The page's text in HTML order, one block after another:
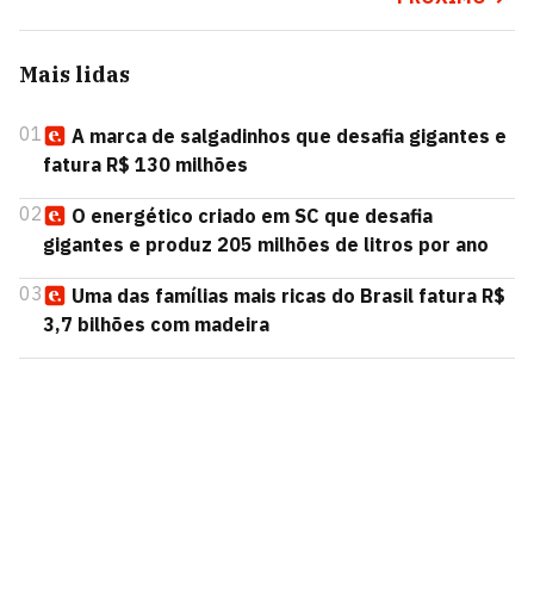
Mais lidas
01
A marca de salgadinhos que desafia gigantes e
fatura R$ 130 milhões
02
O energético criado em SC que desafia
gigantes e produz 205 milhões de litros por ano
03
Uma das famílias mais ricas do Brasil fatura R$
3,7 bilhões com madeira